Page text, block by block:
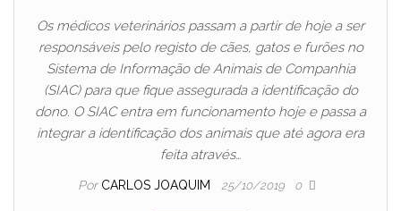
Os médicos veterinários passam a partir de hoje a ser
responsáveis pelo registo de cães, gatos e furões no
Sistema de Informação de Animais de Companhia
(SIAC) para que fique assegurada a identificação do
dono. O SIAC entra em funcionamento hoje e passa a
integrar a identificação dos animais que até agora era
feita através…
Por CARLOS JOAQUIM 25/10/2019 0